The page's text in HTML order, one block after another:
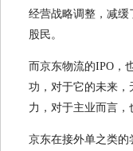
经营战略调整，减缓
股民。
而京东物流的IPO，
功，对于它的未来
力，对于主业而言，
京东在接外单之类